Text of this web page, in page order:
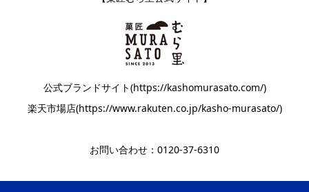
公式ブランドサイト(https://kashomurasato.com/)
楽天市場店(https://www.rakuten.co.jp/kasho-murasato/)
お問い合わせ：0120-37-6310